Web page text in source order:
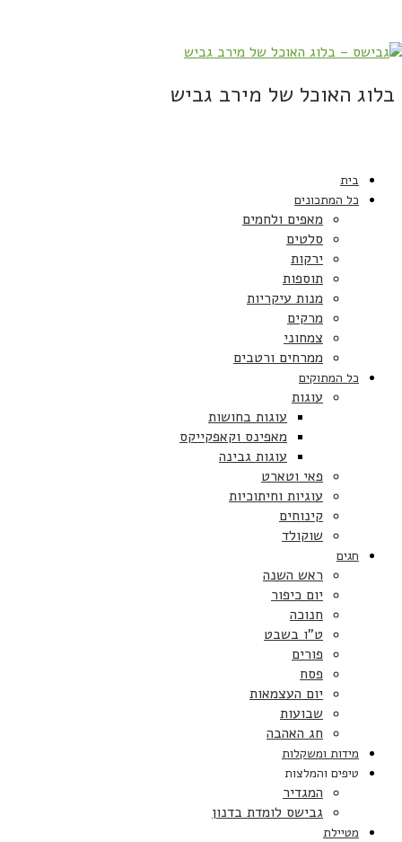
בלוג האוכל של מירב גביש
בית
כל המתכונים
מאפים ולחמים
סלטים
ירקות
תוספות
מנות עיקריות
מרקים
צמחוני
ממרחים ורטבים
כל המתוקים
עוגות
עוגות בחושות
מאפינס וקאפקייקס
עוגות גבינה
פאי וטארט
עוגיות וחיתוכיות
קינוחים
שוקולד
חגים
ראש השנה
יום כיפור
חנוכה
ט”ו בשבט
פורים
פסח
יום העצמאות
שבועות
חג האהבה
מידות ומשקלות
טיפים והמלצות
המגדיר
גבישס לומדת בדנון
מטיילת